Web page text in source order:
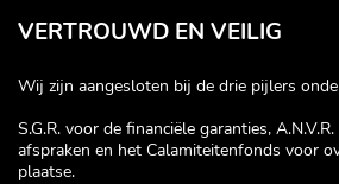
VERTROUWD EN VEILIG
Wij zijn aangesloten bij de drie pijlers
S.G.R. voor de financiële garanties,
afspraken en het Calamiteitenfonds voor
plaatse.